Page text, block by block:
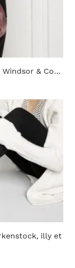
Windsor & Co…
illy et